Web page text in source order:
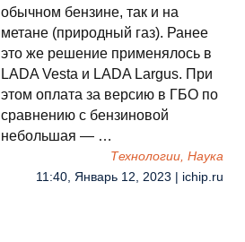
обычном бензине, так и на
метане (природный газ). Ранее
это же решение применялось в
LADA Vesta и LADA Largus. При
этом оплата за версию в ГБО по
сравнению с бензиновой
небольшая — …
Технологии, Наука
11:40, Январь 12, 2023 | ichip.ru